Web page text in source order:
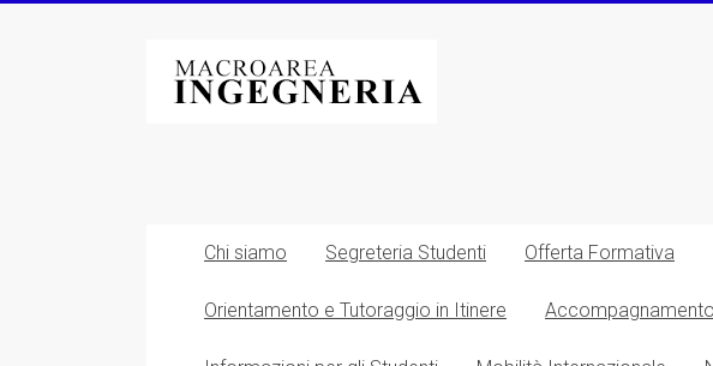
Macroarea
di
Università
degli
Studi
Chi siamo Segreteria Studenti Offerta Formativa
Orientamento e Tutoraggio in Itinere